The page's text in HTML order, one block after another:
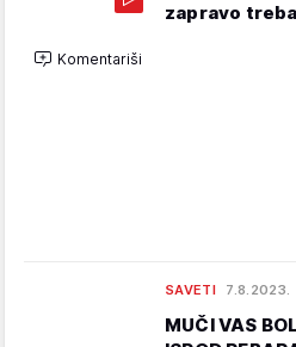
zapravo
Komentariši
SAVETI 7.8.2023.
MUČI VAS